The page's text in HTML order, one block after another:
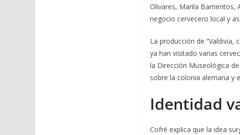
Olivares, Marila Barrientos,
negocio cervecero local y
La producción de “Valdivia,
ya han visitado varias
la Dirección Museológica
sobre la colonia alemana y
Identidad
Cofré explica que la idea